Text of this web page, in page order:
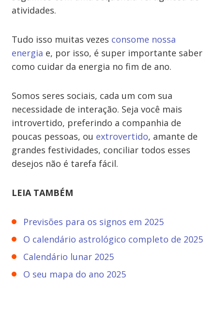
atividades.
Tudo isso muitas vezes consome nossa
energia e, por isso, é super importante saber
como cuidar da energia no fim de ano.
Somos seres sociais, cada um com sua
necessidade de interação. Seja você mais
introvertido, preferindo a companhia de
poucas pessoas, ou extrovertido, amante de
grandes festividades, conciliar todos esses
desejos não é tarefa fácil.
LEIA TAMBÉM
Previsões para os signos em 2025
O calendário astrológico completo de 2025
Calendário lunar 2025
O seu mapa do ano 2025